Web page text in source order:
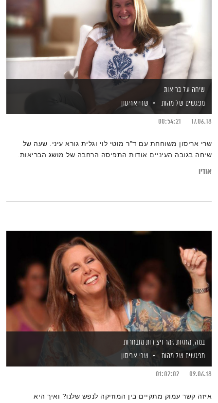
שיחה על בריאות
מפגשים של מהות
שרי אריסון
17.06.18
00:54:21
שרי אריסון משוחחת עם ד"ר מוטי לוי וגלית גורא עיני. שעה של
שיחה בגובה העיניים אודות התפיסה הרחבה של מושג הבריאות.
אודיו
במה, מחזות זמר ויצירות מובחרות
מפגשים של מהות
שרי אריסון
09.06.18
01:02:02
איזה קשר עמוק מתקיים בין המוזיקה לנפש שלנו? ואיך היא